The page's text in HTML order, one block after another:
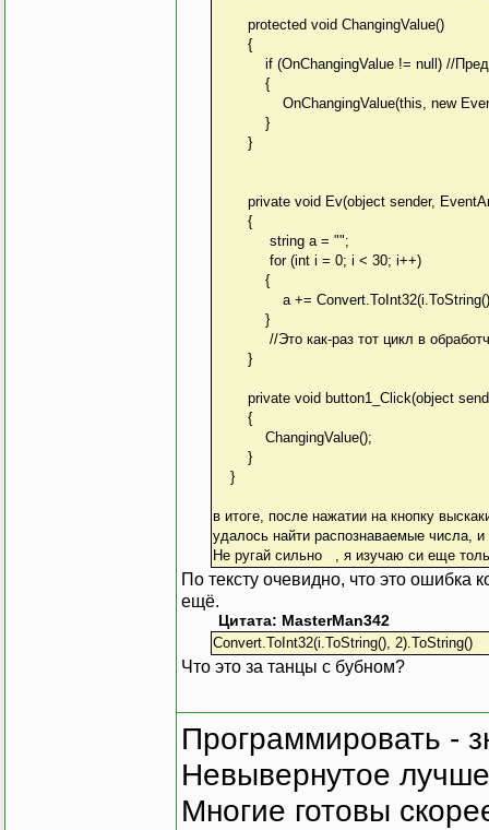
protected void ChangingValue()
{
if (OnChangingValue != null) //
{
OnChangingValue(this, new
}
}
private void Ev(object sender,
{
string a = "";
for (int i = 0; i < 30; i++)
{
a += Convert.ToInt32(i.ToString(),
}
//Это как-раз тот цикл в
}
private void button1_Click(object
{
ChangingValue();
}
}
в итоге, после нажатии на кнопку
удалось найти распознаваемые числа,
Не ругай сильно , я изучаю си еще
По тексту очевидно, что это ошибка
ещё.
Цитата: MasterMan342
Convert.ToInt32(i.ToString(), 2).ToString()
Что это за танцы с бубном?
Программировать -
Невывернутое
Многие готовы